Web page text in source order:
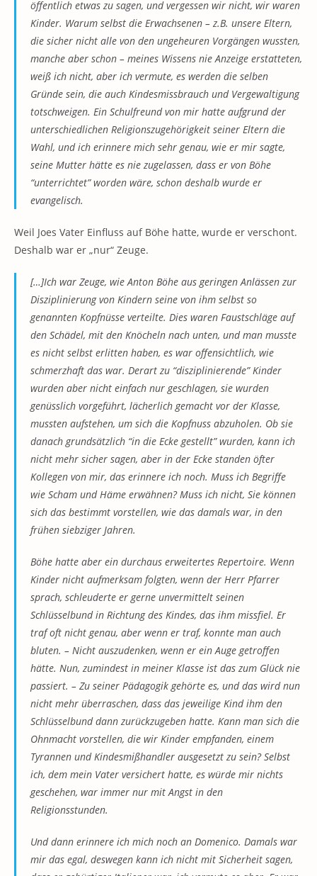
öffentlich etwas zu sagen, und vergessen wir nicht, wir waren
Kinder. Warum selbst die Erwachsenen – z.B. unsere Eltern,
die sicher nicht alle von den ungeheuren Vorgängen wussten,
manche aber schon – meines Wissens nie Anzeige erstatteten,
weiß ich nicht, aber ich vermute, es werden die selben
Gründe sein, die auch Kindesmissbrauch und Vergewaltigung
totschweigen. Ein Schulfreund von mir hatte aufgrund der
unterschiedlichen Religionszugehörigkeit seiner Eltern die
Wahl, und ich erinnere mich sehr genau, wie er mir sagte,
seine Mutter hätte es nie zugelassen, dass er von Böhe
“unterrichtet” worden wäre, schon deshalb wurde er
evangelisch.
Weil Joes Vater Einfluss auf Böhe hatte, wurde er verschont.
Deshalb war er „nur“ Zeuge.
[…]Ich war Zeuge, wie Anton Böhe aus geringen Anlässen zur
Disziplinierung von Kindern seine von ihm selbst so
genannten Kopfnüsse verteilte. Dies waren Faustschläge auf
den Schädel, mit den Knöcheln nach unten, und man musste
es nicht selbst erlitten haben, es war offensichtlich, wie
schmerzhaft das war. Derart zu “disziplinierende” Kinder
wurden aber nicht einfach nur geschlagen, sie wurden
genüsslich vorgeführt, lächerlich gemacht vor der Klasse,
mussten aufstehen, um sich die Kopfnuss abzuholen. Ob sie
danach grundsätzlich “in die Ecke gestellt” wurden, kann ich
nicht mehr sicher sagen, aber in der Ecke standen öfter
Kollegen von mir, das erinnere ich noch. Muss ich Begriffe
wie Scham und Häme erwähnen? Muss ich nicht, Sie können
sich das bestimmt vorstellen, wie das damals war, in den
frühen siebziger Jahren.
Böhe hatte aber ein durchaus erweitertes Repertoire. Wenn
Kinder nicht aufmerksam folgten, wenn der Herr Pfarrer
sprach, schleuderte er gerne unvermittelt seinen
Schlüsselbund in Richtung des Kindes, das ihm missfiel. Er
traf oft nicht genau, aber wenn er traf, konnte man auch
bluten. – Nicht auszudenken, wenn er ein Auge getroffen
hätte. Nun, zumindest in meiner Klasse ist das zum Glück nie
passiert. – Zu seiner Pädagogik gehörte es, und das wird nun
nicht mehr überraschen, dass das jeweilige Kind ihm den
Schlüsselbund dann zurückzugeben hatte. Kann man sich die
Ohnmacht vorstellen, die wir Kinder empfanden, einem
Tyrannen und Kindesmißhandler ausgesetzt zu sein? Selbst
ich, dem mein Vater versichert hatte, es würde mir nichts
geschehen, war immer nur mit Angst in den
Religionsstunden.
Und dann erinnere ich mich noch an Domenico. Damals war
mir das egal, deswegen kann ich nicht mit Sicherheit sagen,